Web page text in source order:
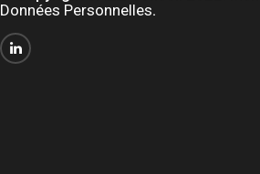
Données Personnelles.